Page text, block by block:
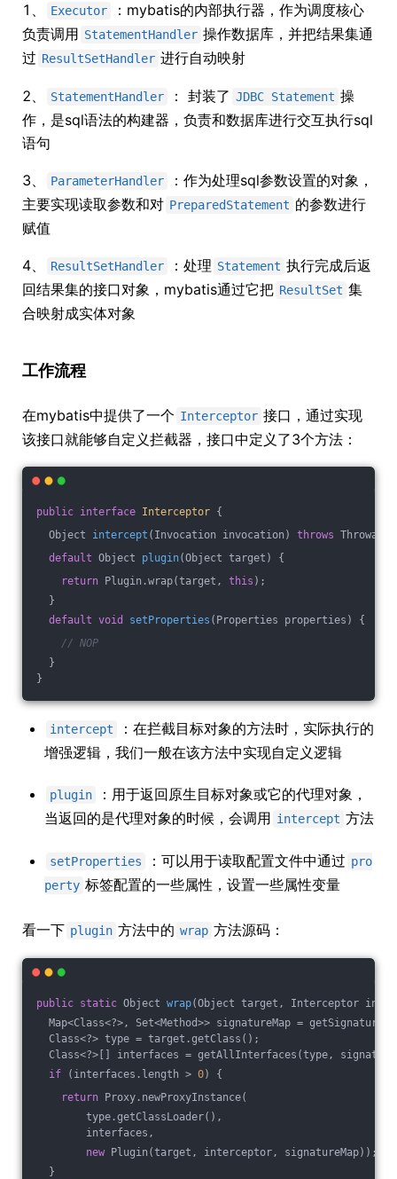
1、 Executor
：mybatis的内部执行器，作为调度核心
负责调用 StatementHandler 操作数据库，并把结果集通
过 ResultSetHandler 进行自动映射
2、 StatementHandler ： 封装了 JDBC Statement 操
作，是sql语法的构建器，负责和数据库进行交互执行sql
语句
3、 ParameterHandler
：作为处理sql参数设置的对象，
主要实现读取参数和对 PreparedStatement 的参数进行
赋值
4、 ResultSetHandler ：处理 Statement 执行完成后返
回结果集的接口对象，mybatis通过它把 ResultSet 集
合映射成实体对象
工作流程
在mybatis中提供了一个 Interceptor 接口，通过实现
该接口就能够自定义拦截器，接口中定义了3个方法：
public interface Interceptor {
Object intercept (Invocation invocation) throws Throwable
default Object plugin(Object target)
{
return Plugin.wrap(target, this );
}
default void setProperties (Properties properties)
{
// NOP
}
}
intercept
：在拦截目标对象的方法时，实际执行的
增强逻辑，我们一般在该方法中实现自定义逻辑
plugin
：用于返回原生目标对象或它的代理对象，
当返回的是代理对象的时候，会调用 intercept 方法
setProperties ：可以用于读取配置文件中通过 pro
perty 标签配置的一些属性，设置一些属性变量
看一下 plugin 方法中的 wrap 方法源码：
public static Object wrap(Object target, Interceptor
Map<Class<?>, Set<Method>> signatureMap =
Class<?> type = target.getClass();
Class<?>[] interfaces = getAllInterfaces(type,
if (interfaces.length > 0) {
return Proxy.newProxyInstance(
type.getClassLoader(),
interfaces,
new Plugin(target, interceptor, signatureMap));
}